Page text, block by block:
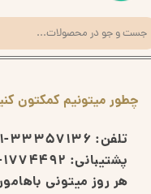
چطور میتونیم کمکتون
تلفن: 33357136-021
پشتیبانی: 1774492-0993
هر روز میتونی